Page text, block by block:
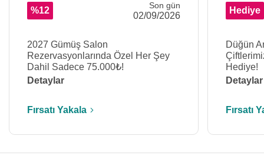
%12 Son gün
02/09/2026
2027 Gümüş Salon
Rezervasyonlarında Özel Her Şey
Dahil Sadece 75.000₺!
Detaylar
Fırsatı Yakala
Hediye
Düğün
Hediye!
Detaylar
Fırsatı